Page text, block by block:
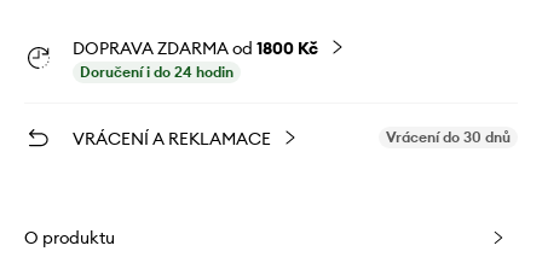
DOPRAVA ZDARMA od 1800 Kč
Doručení i do 24 hodin
VRÁCENÍ A REKLAMACE Vrácení do 30 dnů
O produktu